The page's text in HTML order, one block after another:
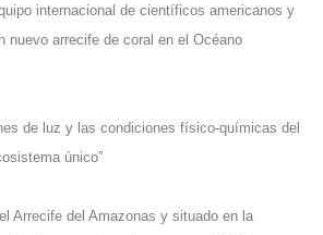
internacional de científicos americanos y
nuevo arrecife de coral en el Océano
de luz y las condiciones físico-químicas del
único”
Arrecife del Amazonas y situado en la